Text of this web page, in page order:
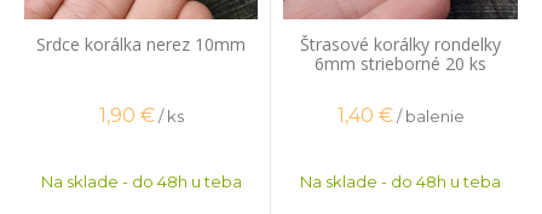
Srdce korálka nerez 10mm
1,90 € / ks
Na sklade - do 48h u teba
Štrasové korálky rondelky
6mm strieborné 20 ks
1,40 € / balenie
Na sklade - do 48h u teba